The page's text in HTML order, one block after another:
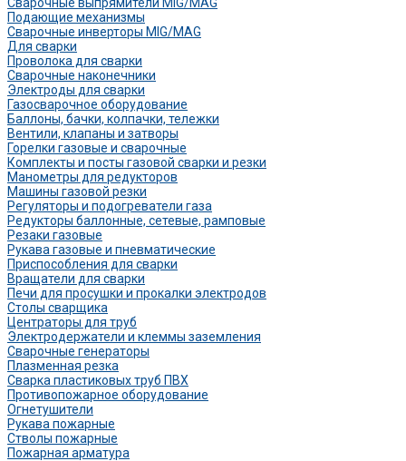
Подающие механизмы
Сварочные инверторы MIG/MAG
Для сварки
Проволока для сварки
Сварочные наконечники
Электроды для сварки
Газосварочное оборудование
Баллоны, бачки, колпачки, тележки
Вентили, клапаны и затворы
Горелки газовые и сварочные
Комплекты и посты газовой сварки и резки
Манометры для редукторов
Машины газовой резки
Регуляторы и подогреватели газа
Редукторы баллонные, сетевые, рамповые
Резаки газовые
Рукава газовые и пневматические
Приспособления для сварки
Вращатели для сварки
Печи для просушки и прокалки электродов
Столы сварщика
Центраторы для труб
Электродержатели и клеммы заземления
Сварочные генераторы
Плазменная резка
Сварка пластиковых труб ПВХ
Противопожарное оборудование
Огнетушители
Рукава пожарные
Стволы пожарные
Пожарная арматура